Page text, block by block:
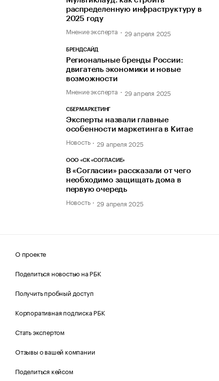
распределенную инфраструктуру в
2025 году
Мнение эксперта 29 апреля 2025
БРЕНДСАЙД
Региональные бренды России:
двигатель экономики и новые
возможности
Мнение эксперта 29 апреля 2025
СБЕРМАРКЕТИНГ
Эксперты назвали главные
особенности маркетинга в Китае
Новость 29 апреля 2025
ООО «СК «СОГЛАСИЕ»
В «Согласии» рассказали от чего
необходимо защищать дома в
первую очередь
Новость 29 апреля 2025
О проекте
Поделиться новостью на РБК
Получить пробный доступ
Корпоративная подписка РБК
Стать экспертом
Отзывы о вашей компании
Поделиться кейсом